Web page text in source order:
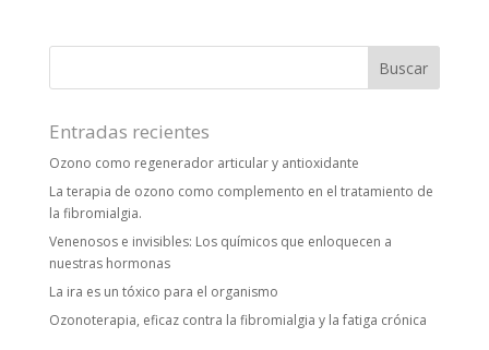
Entradas recientes
Ozono como regenerador articular y antioxidante
La terapia de ozono como complemento en el tratamiento de
la fibromialgia.
Venenosos e invisibles: Los químicos que enloquecen a
nuestras hormonas
La ira es un tóxico para el organismo
Ozonoterapia, eficaz contra la fibromialgia y la fatiga crónica